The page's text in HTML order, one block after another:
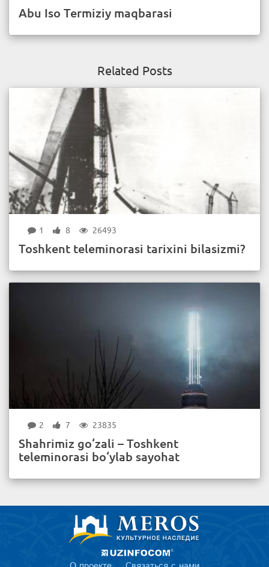
Abu Iso Termiziy maqbarasi
Related Posts
1 8 26493
Toshkent teleminorasi tarixini bilasizmi?
2 7 23835
Shahrimiz go‘zali – Toshkent
teleminorasi bo‘ylab sayohat